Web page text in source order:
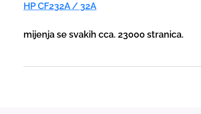
HP CF232A / 32A
mijenja se svakih cca. 23000 stranica.